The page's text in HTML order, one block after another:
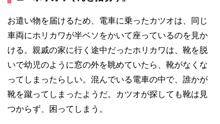
お遣い物を届けるため、電車に乗ったカツオは、同じ
車両にホリカワが半ベソをかいて座っているのを見か
ける。親戚の家に行く途中だったホリカワは、靴を脱
いで幼児のように窓の外を眺めていたら、靴がなくな
ってしまったらしい。混んでいる電車の中で、誰かが
靴を蹴ってしまったようだ。カツオが探しても靴は見
つからず、困ってしまう。